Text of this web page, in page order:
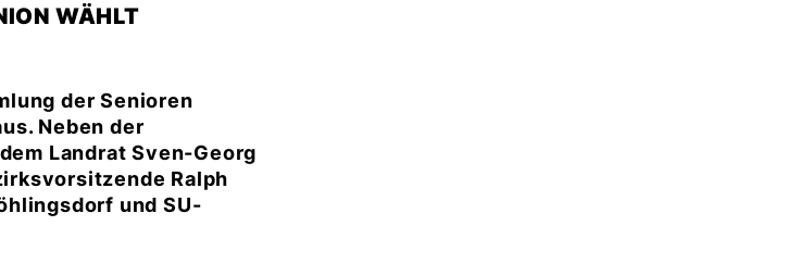
WÄHLT
der Senioren
Neben der
Landrat Sven-Georg
Ralph
und SU-